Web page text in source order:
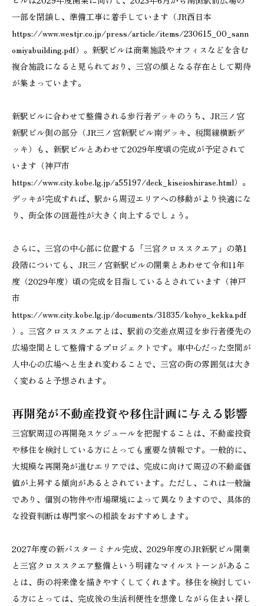
一部を閉鎖し、準備工事に着手しています（JR西日本
https://www.westjr.co.jp/press/article/items/230615_00_sann
omiyabuilding.pdf）。新駅ビルは商業施設やオフィスなどを含む
複合施設になると見られており、三宮の顔となる存在として期待
が集まっています。
新駅ビルに合わせて整備される歩行者デッキのうち、JR三ノ宮
新駅ビル側の部分（JR三ノ宮新駅ビル南デッキ、税関線横断デ
ッキ）も、新駅ビルとあわせて2029年度頃の完成が予定されて
います（神戸市
https://www.city.kobe.lg.jp/a55197/deck_kiseioshirase.html）。
デッキが完成すれば、駅から周辺エリアへの移動がより快適にな
り、街全体の回遊性が大きく向上するでしょう。
さらに、三宮の中心部に位置する「三宮クロススクエア」の第1
段階についても、JR三ノ宮新駅ビルの開業とあわせて令和11年
度（2029年度）頃の完成を目指しているとされています（神戸
市
https://www.city.kobe.lg.jp/documents/31835/kohyo_kekka.pdf
）。三宮クロススクエアとは、駅前の交差点周辺を歩行者優先の
広場空間として整備するプロジェクトです。車中心だった空間が
人中心の広場へと生まれ変わることで、三宮の街の雰囲気は大き
く変わると予想されます。
再開発が不動産投資や移住計画に与える影響
三宮駅周辺の再開発スケジュールを把握することは、不動産投資
や移住を検討している方にとっても重要な情報です。一般的に、
大規模な再開発が進むエリアでは、完成に向けて周辺の不動産価
値が上昇する傾向があるとされています。ただし、これは一般論
であり、個別の物件や市場環境によって異なりますので、具体的
な投資判断は専門家への相談をおすすめします。
2027年度の新バスターミナル完成、2029年度のJR新駅ビル開業
と三宮クロススクエア整備という明確なマイルストーンがあるこ
とは、街の将来像を描きやすくしてくれます。移住を検討してい
る方にとっては、完成後の生活利便性を想像しながら住まい探し